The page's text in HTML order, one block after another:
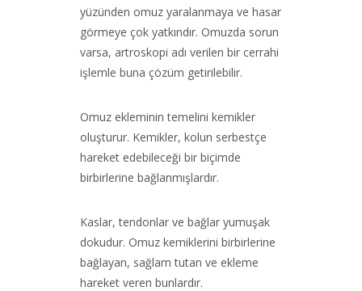
yüzünden omuz yaralanmaya ve hasar
görmeye çok yatkındır. Omuzda sorun
varsa, artroskopi adı verilen bir cerrahi
işlemle buna çözüm getirilebilir.
Omuz ekleminin temelini kemikler
oluşturur. Kemikler, kolun serbestçe
hareket edebileceği bir biçimde
birbirlerine bağlanmışlardır.
Kaslar, tendonlar ve bağlar yumuşak
dokudur. Omuz kemiklerini birbirlerine
bağlayan, sağlam tutan ve ekleme
hareket veren bunlardır.